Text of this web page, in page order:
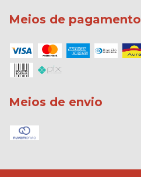
Meios de pagamento
Meios de envio